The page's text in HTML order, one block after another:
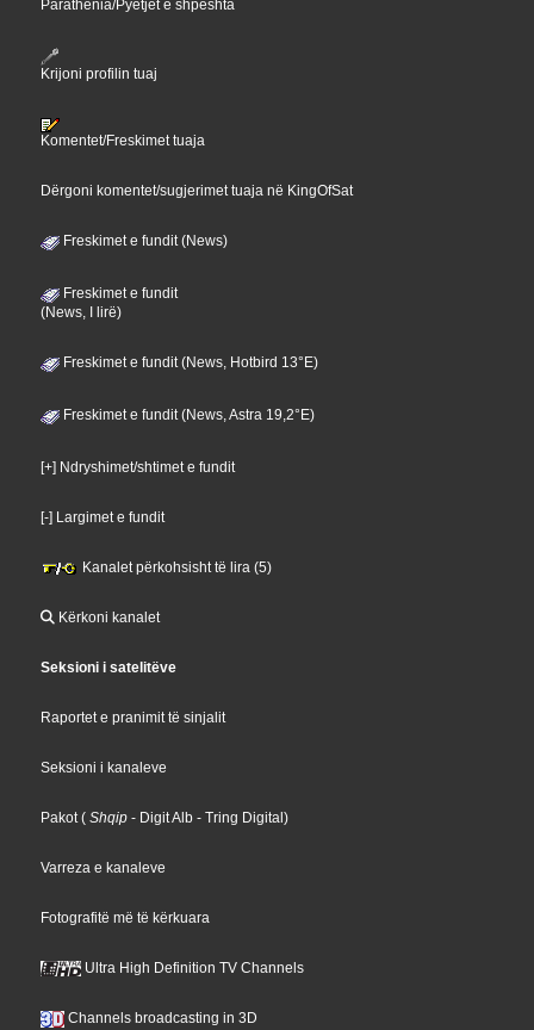
Parathënia/Pyetjet e shpeshta
Krijoni profilin tuaj
Komentet/Freskimet tuaja
Dërgoni komentet/sugjerimet tuaja në KingOfSat
Freskimet e fundit (News)
Freskimet e fundit
(News, I lirë)
Freskimet e fundit (News, Hotbird 13°E)
Freskimet e fundit (News, Astra 19,2°E)
[+] Ndryshimet/shtimet e fundit
[-] Largimet e fundit
Kanalet përkohsisht të lira (5)
Kërkoni kanalet
Seksioni i satelitëve
Raportet e pranimit të sinjalit
Seksioni i kanaleve
Pakot ( Shqip - Digit Alb - Tring Digital)
Varreza e kanaleve
Fotografitë më të kërkuara
Ultra High Definition TV Channels
Channels broadcasting in 3D